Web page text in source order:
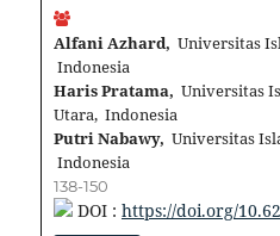
Alfani Azhard, Universitas
Indonesia
Haris Pratama, Universitas
Utara, Indonesia
Putri Nabawy, Universitas
Indonesia
138-150
DOI : https://doi.org/